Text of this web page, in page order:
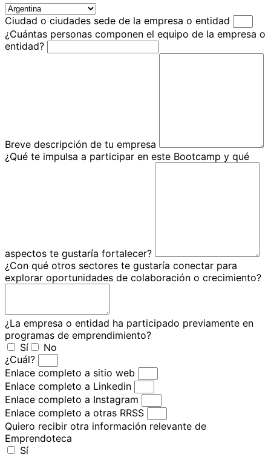
Ciudad o ciudades sede de la empresa o entidad
¿Cuántas personas componen el equipo de la empresa o
entidad?
Breve descripción de tu empresa
¿Qué te impulsa a participar en este Bootcamp y qué
aspectos te gustaría fortalecer?
¿Con qué otros sectores te gustaría conectar para
explorar oportunidades de colaboración o crecimiento?
¿La empresa o entidad ha participado previamente en
programas de emprendimiento?
Sí
No
¿Cuál?
Enlace completo a sitio web
Enlace completo a Linkedin
Enlace completo a Instagram
Enlace completo a otras RRSS
Quiero recibir otra información relevante de
Emprendoteca
Sí